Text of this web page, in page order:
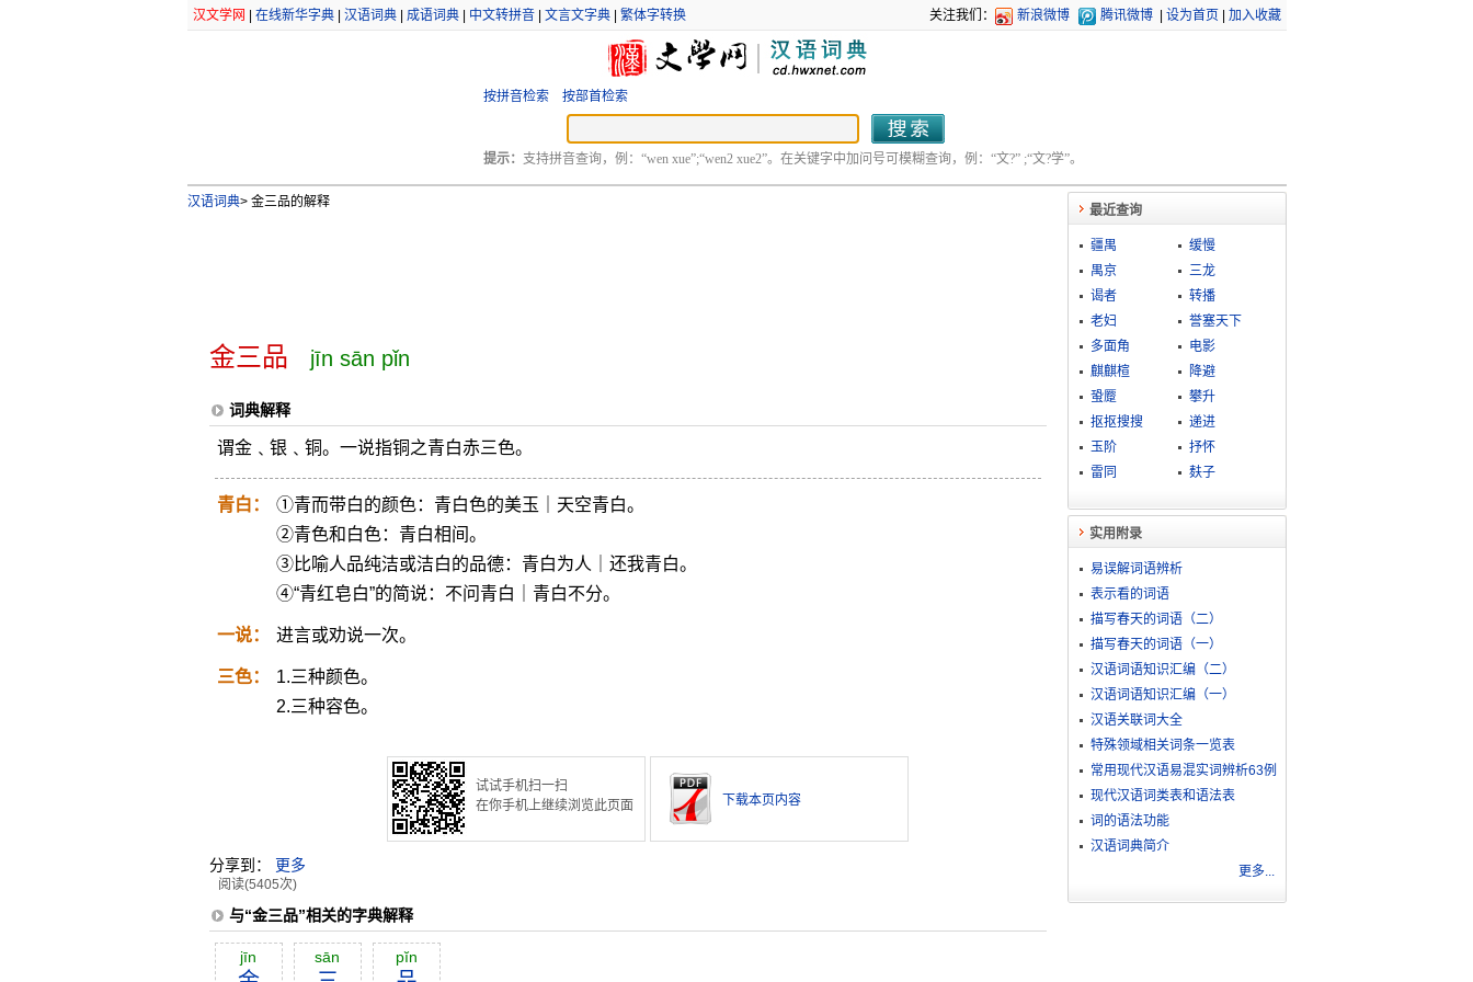
汉文学网 在线新华字典| 汉语词典| 成语词典| 中文转拼音| 文言文字典| 繁体字转换 关注我们： 新浪微博 腾讯微博 设为首页 加入收藏
按拼音检索 按部首检索
提示： 支持拼音查询，例：“wen xue”;“wen2 xue2”。在关键字中加问号可模糊查询，例：“文?” ;“文?学”。
汉语词典>金三品的解释
金三品 jīn sān pǐn
词典解释
谓金﹑银﹑铜。一说指铜之青白赤三色。
青白：
①青而带白的颜色：青白色的美玉｜天空青白。
②青色和白色：青白相间。
③比喻人品纯洁或洁白的品德：青白为人｜还我青白。
④“青红皂白”的简说：不问青白｜青白不分。
一说： 进言或劝说一次。
三色：
1.三种颜色。
2.三种容色。
试试手机扫一扫
在你手机上继续浏览此页面
下载本页内容
分享到： 更多
阅读(5405次)
与“金三品”相关的字典解释
jīn sān pĭn
最近查询
疆禺
缓慢
禺京
三龙
谒者
转播
老妇
誉塞天下
多面角
电影
麒麒楦
降避
蛩蹷
攀升
抠抠搜搜
递进
玉阶
抒怀
雷同
麸子
实用附录
易误解词语辨析
表示看的词语
描写春天的词语（二）
描写春天的词语（一）
汉语词语知识汇编（二）
汉语词语知识汇编（一）
汉语关联词大全
特殊领域相关词条一览表
常用现代汉语易混实词辨析63例
现代汉语词类表和语法表
词的语法功能
汉语词典简介
更多...